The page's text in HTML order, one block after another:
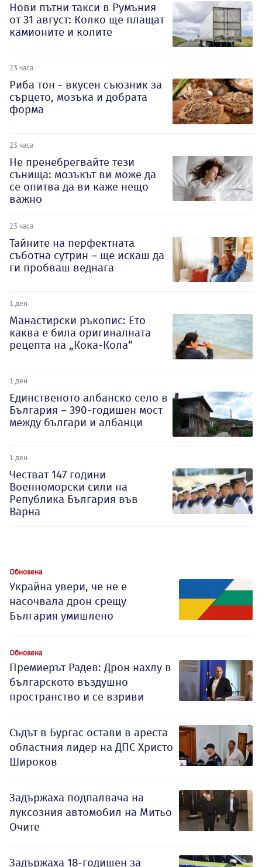
Нови пътни такси в Румъния
от 31 август: Колко ще плащат
камионите и колите
23 часа
Риба тон - вкусен съюзник за
сърцето, мозъка и добрата
форма
23 часа
Не пренебрегвайте тези
сънища: мозъкът ви може да
се опитва да ви каже нещо
важно
23 часа
Тайните на перфектната
съботна сутрин – ще искаш да
ги пробваш веднага
1 ден
Манастирски ръкопис: Ето
каква е била оригиналната
рецепта на „Кока-Кола“
1 ден
Единственото албанско село в
България – 390-годишен мост
между българи и албанци
1 ден
Честват 147 години
Военноморски сили на
Република България във
Варна
Обновена
Украйна увери, че не е
насочвала дрон срещу
България умишлено
Обновена
Премиерът Радев: Дрон нахлу в
българското въздушно
пространство и се взриви
Съдът в Бургас остави в ареста
областния лидер на ДПС Христо
Широков
Задържаха подпалвача на
луксозния автомобил на Митьо
Очите
Задържаха 18-годишен за